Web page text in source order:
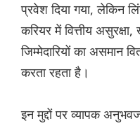
प्रवेश दिया गया, लेकिन
करियर में वित्तीय
जिम्मेदारियों का असमान
करता रहता है।
इन मुद्दों पर व्यापक